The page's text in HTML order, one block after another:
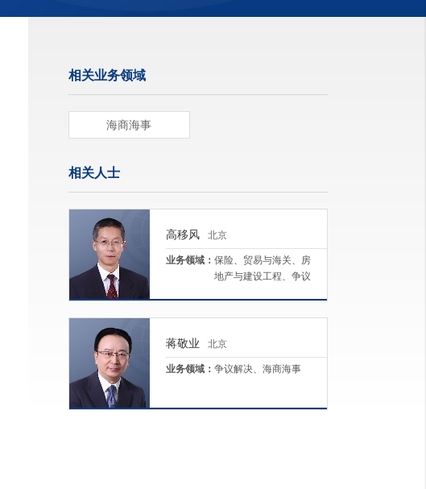
相关业务领域
海商海事
相关人士
高移风 北京
业务领域： 保险、贸易与海关、房
地产与建设工程、争议
蒋敬业 北京
业务领域： 争议解决、海商海事